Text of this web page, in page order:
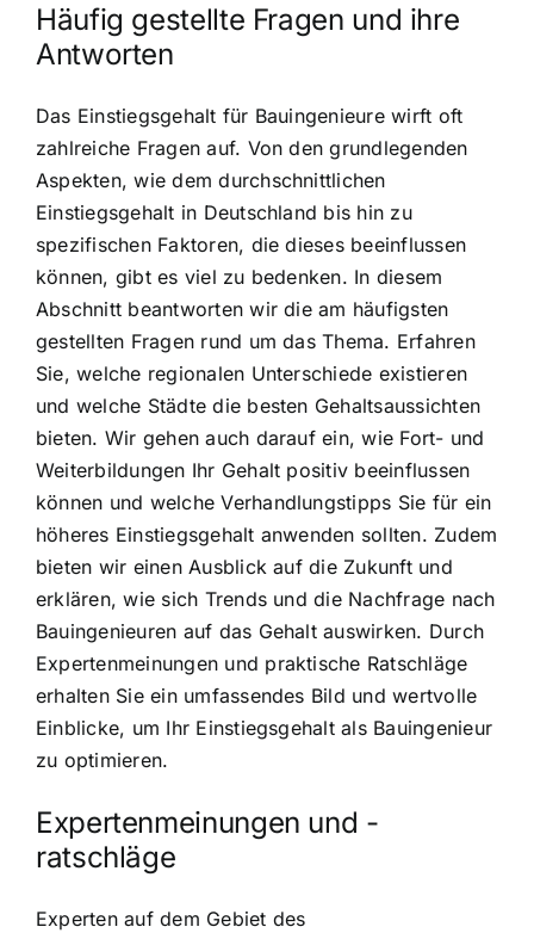
Häufig gestellte Fragen und ihre
Antworten
Das Einstiegsgehalt für Bauingenieure wirft oft
zahlreiche Fragen auf. Von den grundlegenden
Aspekten, wie dem durchschnittlichen
Einstiegsgehalt in Deutschland bis hin zu
spezifischen Faktoren, die dieses beeinflussen
können, gibt es viel zu bedenken. In diesem
Abschnitt beantworten wir die am häufigsten
gestellten Fragen rund um das Thema. Erfahren
Sie, welche regionalen Unterschiede existieren
und welche Städte die besten Gehaltsaussichten
bieten. Wir gehen auch darauf ein, wie Fort- und
Weiterbildungen Ihr Gehalt positiv beeinflussen
können und welche Verhandlungstipps Sie für ein
höheres Einstiegsgehalt anwenden sollten. Zudem
bieten wir einen Ausblick auf die Zukunft und
erklären, wie sich Trends und die Nachfrage nach
Bauingenieuren auf das Gehalt auswirken. Durch
Expertenmeinungen und praktische Ratschläge
erhalten Sie ein umfassendes Bild und wertvolle
Einblicke, um Ihr Einstiegsgehalt als Bauingenieur
zu optimieren.
Expertenmeinungen und -
ratschläge
Experten auf dem Gebiet des